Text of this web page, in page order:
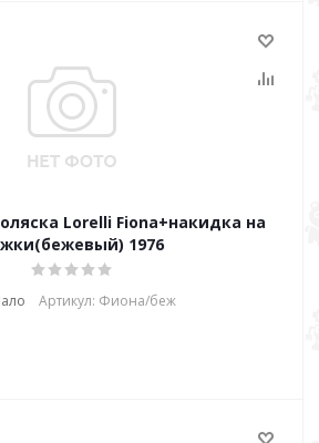
Lorelli Fiona+накидка на
1976
Артикул: Фиона/беж